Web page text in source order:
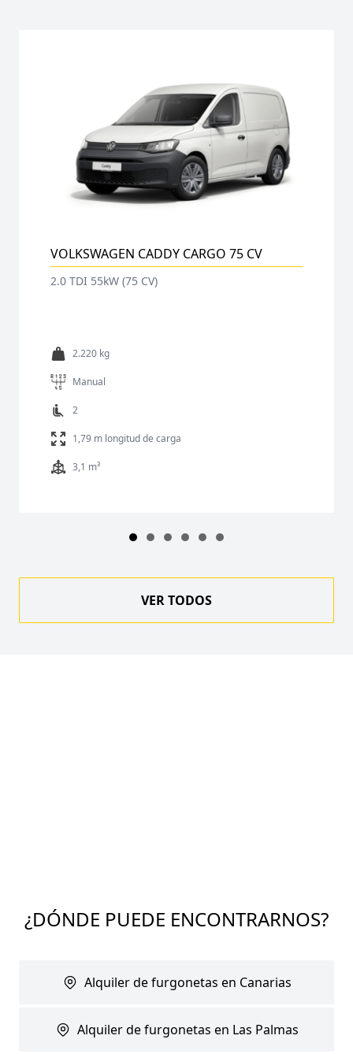
VOLKSWAGEN CADDY CARGO 75 CV
2.0 TDI 55kW (75 CV)
2.220 kg
Manual
2
1,79 m longitud de carga
3,1 m³
VER TODOS
¿DÓNDE PUEDE ENCONTRARNOS?
Alquiler de furgonetas en Canarias
Alquiler de furgonetas en Las Palmas